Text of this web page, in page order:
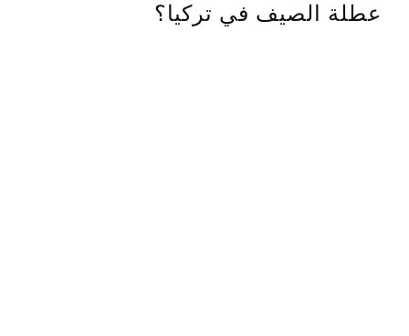
عطلة الصيف في تركيا؟